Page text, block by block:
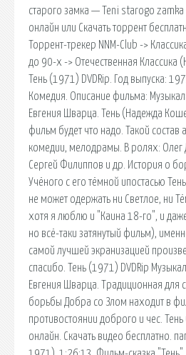
старого замка — Teni starogo
онлайн или Cкачать торрент
Торрент-трекер NNM-Club ->
до 90-х -> Отечественная Классика
Тень (1971) DVDRip. Год выпуска:
Комедия. Описание фильма:
Евгения Шварца. Тень (Надежда
фильм будет что надо. Такой состав
комедии, мелодрамы. В ролях: Олег
Сергей Филиппов и др. История о
Учёного с его тёмной ипостасью
не может одержать ни Светлое, ни
хотя я люблю и "Каина 18-го", и
но всё-таки затянутый фильм),
самой лучшей экранизацией
спасибо. Тень (1971) DVDRip
Евгения Шварца. Традиционная для
борьбы Добра со Злом находит в
противостоянии доброго и чес.
онлайн. Скачать видео бесплатно.